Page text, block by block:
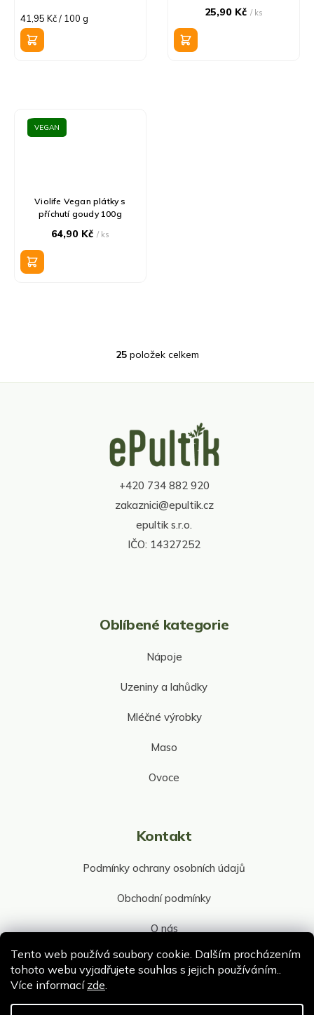
Tento web používá soubory cookie. Dalším procházením
tohoto webu vyjadřujete souhlas s jejich používáním..
Více informací zde.
Měrná
cena:
41,95 Kč / 100 g 25,90 Kč/ ks
VEGAN
Violife Vegan plátky s
příchutí goudy 100g
64,90 Kč/ ks
O
l
c
p
r
v
k
y
v
ý
25položek celkem
+420 734 882 920
zakaznici@epultik.cz
epultik s.r.o.
IČO: 14327252
Oblíbené kategorie
Nápoje
Uzeniny a lahůdky
Mléčné výrobky
Maso
Ovoce
Kontakt
Podmínky ochrany osobních údajů
Obchodní podmínky
O nás
Kontakt společnosti